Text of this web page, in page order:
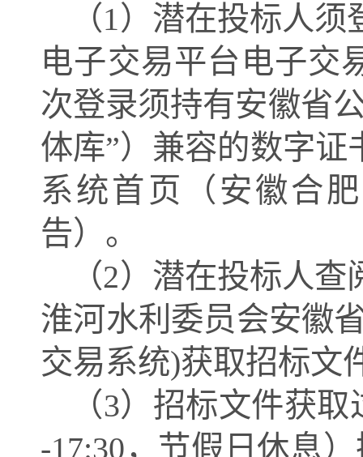
（1）潜在投标人须
电子交易平台电子交
次登录须持有安徽省
体库”）兼容的数字
系统首页（安徽合
告）。
（2）潜在投标人查
淮河水利委员会安徽
交易系统)获取招标文
（3）招标文件获取
-17:30，节假日休息